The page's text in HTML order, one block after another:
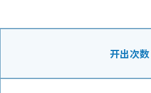
开出次数